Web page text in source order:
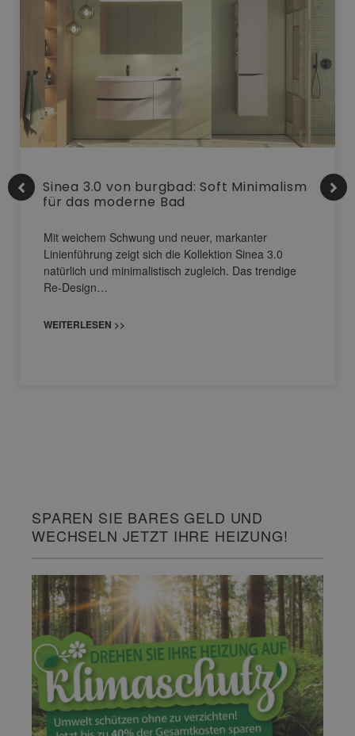
Sinea 3.0 von burgbad: Soft Minimalism
für das moderne Bad
Mit weichem Schwung und neuer, markanter
Linienführung zeigt sich die Kollektion Sinea 3.0
natürlich und minimalistisch zugleich. Das trendige
Re-Design…
WEITERLESEN >>
SPAREN SIE BARES GELD UND
WECHSELN JETZT IHRE HEIZUNG!